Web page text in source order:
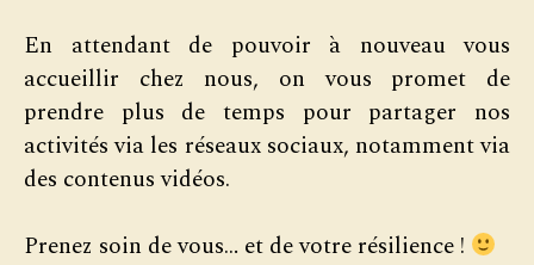
En attendant de pouvoir à nouveau vous
accueillir chez nous, on vous promet de
prendre plus de temps pour partager nos
activités via les réseaux sociaux, notamment via
des contenus vidéos.
Prenez soin de vous… et de votre résilience !